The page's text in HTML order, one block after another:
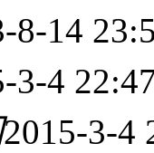
8-14
3-4
2015-3-4